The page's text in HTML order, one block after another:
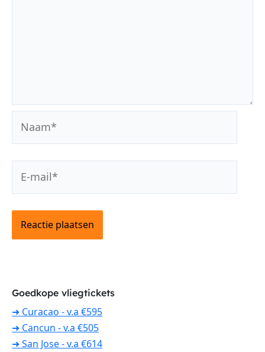
Goedkope vliegtickets
➜ Curacao - v.a €595
➜ Cancun - v.a €505
➜ San Jose - v.a €614
mail*